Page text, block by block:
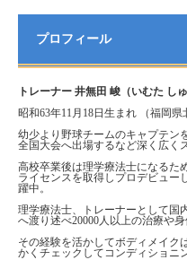
プロフィール
トレーナー 井無田 峻（いむた しゅ
昭和63年11月18日生まれ （福岡県
幼少より野球チームのキャプテン
全国大会へ出場するなど深く広く
高校卒業後は理学療法士になるた
ライセンスを取得しプロデビュー
躍中。
理学療法士、トレーナーとして国
へ渡り述べ20000人以上の治療や身
その経験を活かしてボディメイク
かくチェックしてコンディショニ